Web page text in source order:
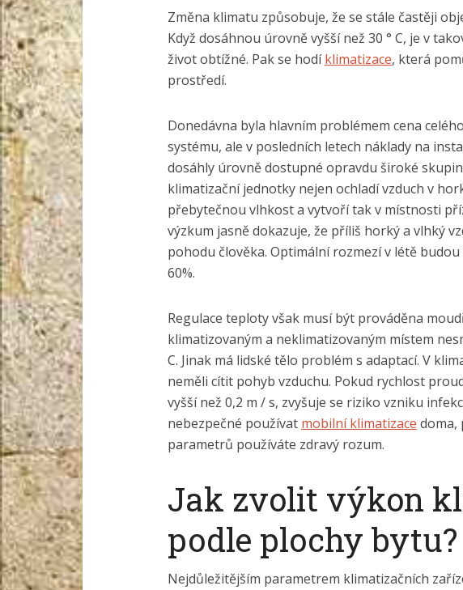
Změna klimatu způsobuje, že se stále častěji
Když dosáhnou úrovně vyšší než 30 ° C, je v
život obtížné. Pak se hodíklimatizace, která
prostředí.
Donedávna byla hlavním problémem cena
systému, ale v posledních letech náklady na
dosáhly úrovně dostupné opravdu široké
klimatizační jednotky nejen ochladí vzduch v
přebytečnou vlhkost a vytvoří tak v místnosti
výzkum jasně dokazuje, že příliš horký a vlhký
pohodu člověka. Optimální rozmezí v létě
60%.
Regulace teploty však musí být prováděna
klimatizovaným a neklimatizovaným místem
C. Jinak má lidské tělo problém s adaptací. V
neměli cítit pohyb vzduchu. Pokud rychlost
vyšší než 0,2 m / s, zvyšuje se riziko vzniku
nebezpečné používat mobilní klimatizace doma,
parametrů používáte zdravý rozum.
Jak zvolit výkon
podle plochy bytu?
Nejdůležitějším parametrem klimatizačních